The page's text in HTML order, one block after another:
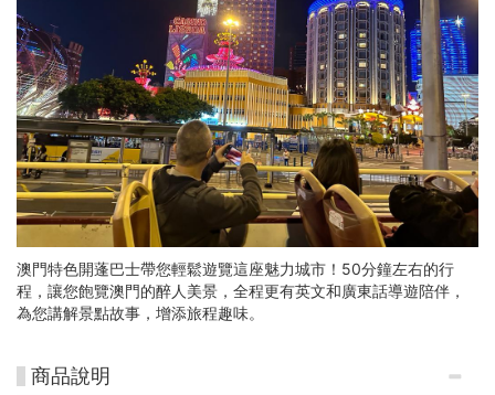
票
玩
港
澳，
激
省
38%
旅
費
澳門特色開蓬巴士帶您輕鬆遊覽這座魅力城市！50分鐘左右的行
程，讓您飽覽澳門的醉人美景，全程更有英文和廣東話導遊陪伴，
為您講解景點故事，增添旅程趣味。
商品說明